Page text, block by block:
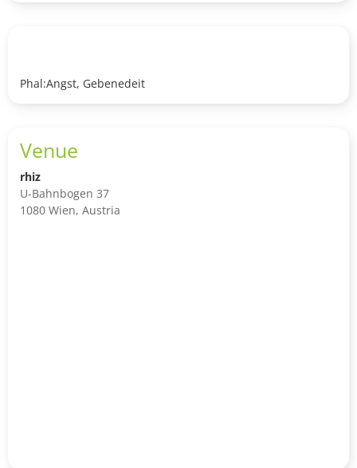
Phal:Angst, Gebenedeit
Venue
rhiz
U-Bahnbogen 37
1080 Wien, Austria